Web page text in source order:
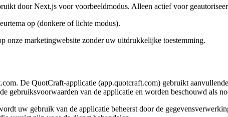
door Next.js voor voorbeeldmodus. Alleen actief voor
op (donkere of lichte modus).
onze marketingwebsite zonder uw uitdrukkelijke toestemming.
De QuotCraft-applicatie (app.quotcraft.com) gebruikt
gebruiksvoorwaarden van de applicatie en worden beschouwd als
uw gebruik van de applicatie beheerst door de